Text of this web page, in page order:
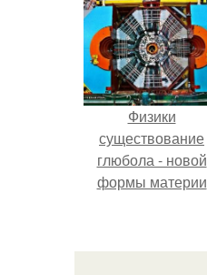
Физики
существование
глюбола - новой
формы материи